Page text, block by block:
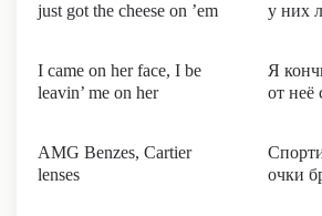
just got the cheese on ’em
у них
I came on her face, I be
leavin’ me on her
Я
от неё
AMG Benzes, Cartier
lenses
очки